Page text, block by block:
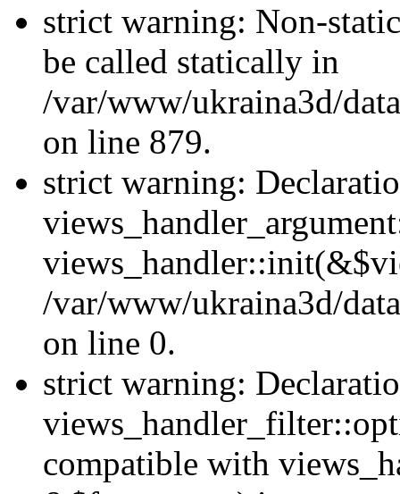
strict warning: Non-
be called statically in
/var/www/ukraina3d/
on line 879.
strict warning:
/var/www/ukraina3d/
on line 0.
strict warning:
compatible with